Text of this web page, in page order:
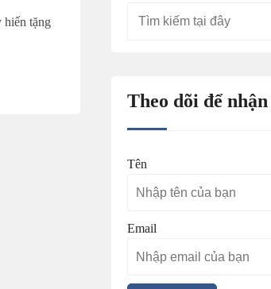
hiến tặng
Theo dõi để
Tên
Email